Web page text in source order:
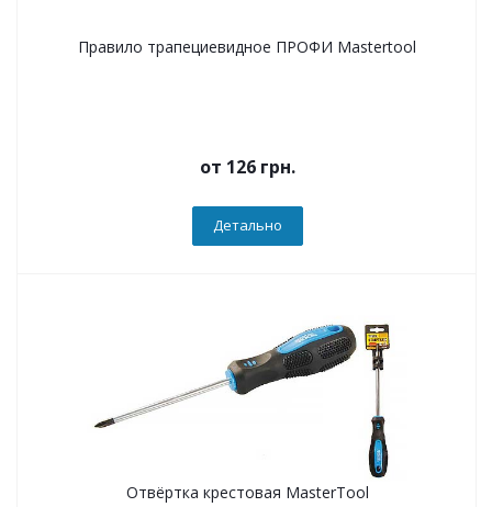
Правило трапециевидное ПРОФИ Mastertool
от 126 грн.
Детально
Отвёртка крестовая MasterTool